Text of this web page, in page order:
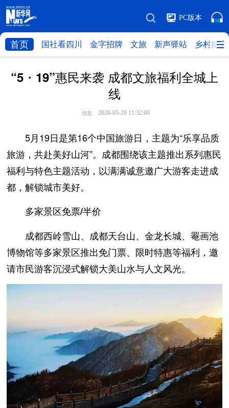
PC版本
首页 国社看四川 金字招牌 文旅 新声驿站 乡村振兴
“5・19”惠民来袭 成都文旅福利全城上
线
信息 2026-05-20 11:32:00
5月19日是第16个中国旅游日，主题为“乐享品质
旅游，共赴美好山河”。成都围绕该主题推出系列惠民
福利与特色主题活动，以满满诚意邀广大游客走进成
都，解锁城市美好。
多家景区免票/半价
成都西岭雪山、成都天台山、金龙长城、罨画池
博物馆等多家景区推出免门票、限时特惠等福利，邀
请市民游客沉浸式解锁大美山水与人文风光。